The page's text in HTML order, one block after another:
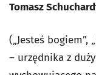
Tomasz
(„Jesteś bogiem”,
– urzędnika z